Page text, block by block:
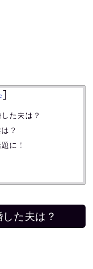
]
た夫は？
？
に！
た夫は？